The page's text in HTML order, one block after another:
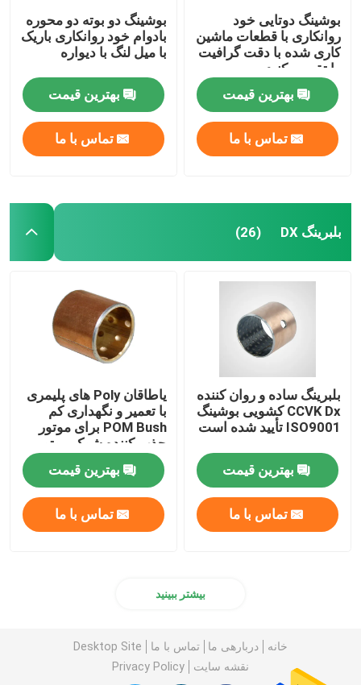
بوشینگ دوتایی خود
روانکاری با قطعات ماشین
کاری شده با دقت گرافیت
را تقسیم کنید
بهترین قیمت
تماس با ما
بوشینگ دو بوته دو محوره
بادوام خود روانکاری باریک
با میل لنگ با دیواره
بهترین قیمت
تماس با ما
بلبرینگ DX (26)
بلبرینگ ساده و روان کننده
CCVK Dx کشویی بوشینگ
ISO9001 تأیید شده است
بهترین قیمت
تماس با ما
یاطاقان Poly های پلیمری
با تعمیر و نگهداری کم
POM Bush برای موتور
جذب کننده شوک موتور
بهترین قیمت
تماس با ما
بیشتر ببینید
خانه دربارهی ما تماس با ما
Desktop Site
نقشه سایت
Privacy Policy